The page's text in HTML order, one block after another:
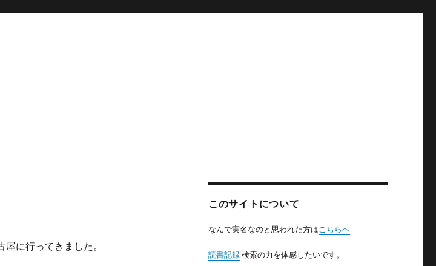
に行ってきました。
このサイトについて
なんで実名なのと思われた方はこちらへ
読書記録検索の力を体感したいです。